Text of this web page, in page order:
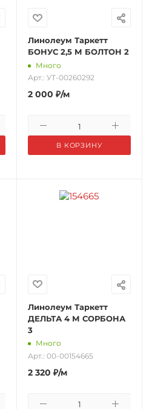
Линолеум Таркетт
БОНУС 2,5 М БОЛТОН 2
Много
Арт.: УТ-00260292
2 000 ₽/м
В КОРЗИНУ
Линолеум Таркетт
ДЕЛЬТА 4 М СОРБОНА
3
Много
Арт.: 00-00154665
2 320 ₽/м